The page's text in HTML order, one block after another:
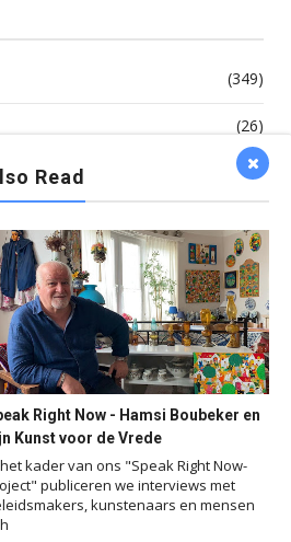
(349)
(26)
Read
Right Now - Hamsi Boubeker en
Kunst voor de Vrede
kader van ons "Speak Right Now-
publiceren we interviews met
kunstenaars en mensen